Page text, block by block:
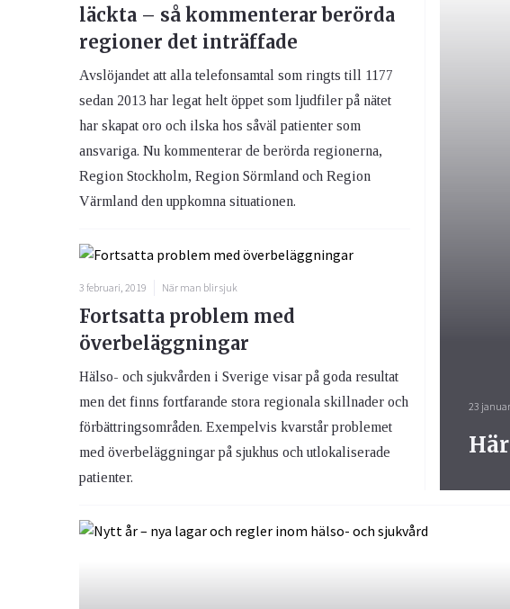
läckta – så kommenterar berörda
regioner det inträffade
Avslöjandet att alla telefonsamtal som ringts till 1177
sedan 2013 har legat helt öppet som ljudfiler på nätet
har skapat oro och ilska hos såväl patienter som
ansvariga. Nu kommenterar de berörda regionerna,
Region Stockholm, Region Sörmland och Region
Värmland den uppkomna situationen.
3 februari, 2019 När man blir sjuk
Fortsatta problem med
överbeläggningar
Hälso- och sjukvården i Sverige visar på goda resultat
men det finns fortfarande stora regionala skillnader och
förbättringsområden. Exempelvis kvarstår problemet
med överbeläggningar på sjukhus och utlokaliserade
patienter.
23